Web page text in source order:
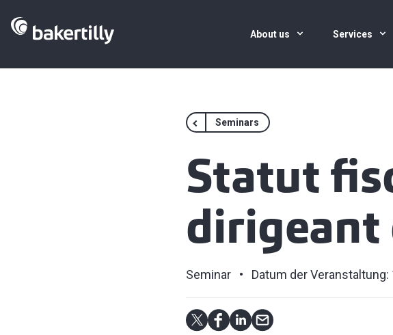
About us Services
Seminars
Statut
dirigeant
Seminar Datum der Veranstaltung: